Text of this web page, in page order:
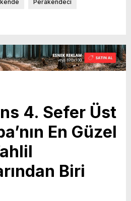
Perakendeci
4. Sefer Üst
En Güzel
Biri